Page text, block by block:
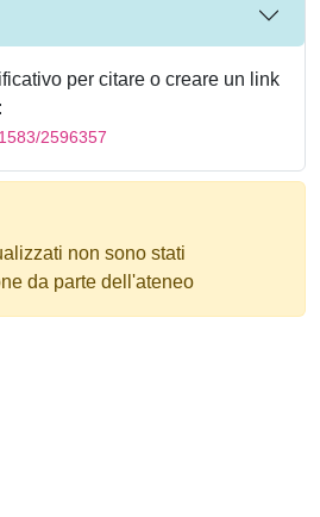
per citare o creare un link
2596357
non sono stati
da parte dell'ateneo